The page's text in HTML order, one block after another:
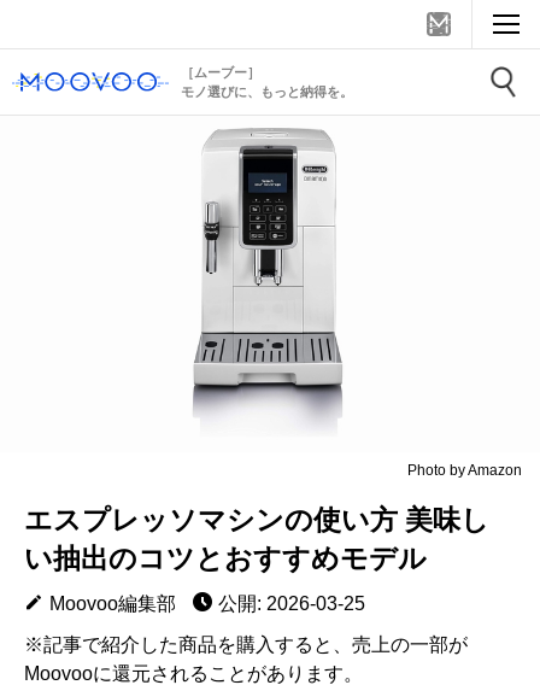
［ムーブー］
モノ選びに、もっと納得を。
Photo by Amazon
エスプレッソマシンの使い方 美味し
い抽出のコツとおすすめモデル
Moovoo編集部
公開: 2026-03-25
※記事で紹介した商品を購入すると、売上の一部が
Moovooに還元されることがあります。